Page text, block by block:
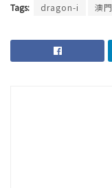
Tags: dragon-i 澳門